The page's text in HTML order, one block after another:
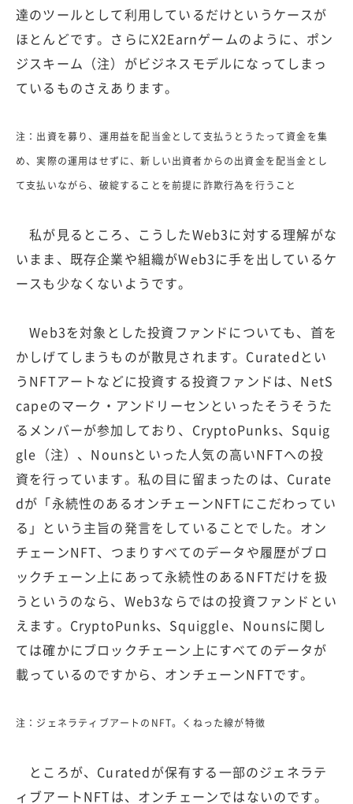
達のツールとして利用しているだけというケースが
ほとんどです。さらにX2Earnゲームのように、ポン
ジスキーム（注）がビジネスモデルになってしまっ
ているものさえあります。
注：出資を募り、運用益を配当金として支払うとうたって資金を集
め、実際の運用はせずに、新しい出資者からの出資金を配当金とし
て支払いながら、破綻することを前提に詐欺行為を行うこと
私が見るところ、こうしたWeb3に対する理解がな
いまま、既存企業や組織がWeb3に手を出しているケ
ースも少なくないようです。
Web3を対象とした投資ファンドについても、首を
かしげてしまうものが散見されます。Curatedとい
うNFTアートなどに投資する投資ファンドは、NetS
capeのマーク・アンドリーセンといったそうそうた
るメンバーが参加しており、CryptoPunks、Squig
gle（注）、Nounsといった人気の高いNFTへの投
資を行っています。私の目に留まったのは、Curate
dが「永続性のあるオンチェーンNFTにこだわってい
る」という主旨の発言をしていることでした。オン
チェーンNFT、つまりすべてのデータや履歴がブロ
ックチェーン上にあって永続性のあるNFTだけを扱
うというのなら、Web3ならではの投資ファンドとい
えます。CryptoPunks、Squiggle、Nounsに関し
ては確かにブロックチェーン上にすべてのデータが
載っているのですから、オンチェーンNFTです。
注：ジェネラティブアートのNFT。くねった線が特徴
ところが、Curatedが保有する一部のジェネラテ
ィブアートNFTは、オンチェーンではないのです。